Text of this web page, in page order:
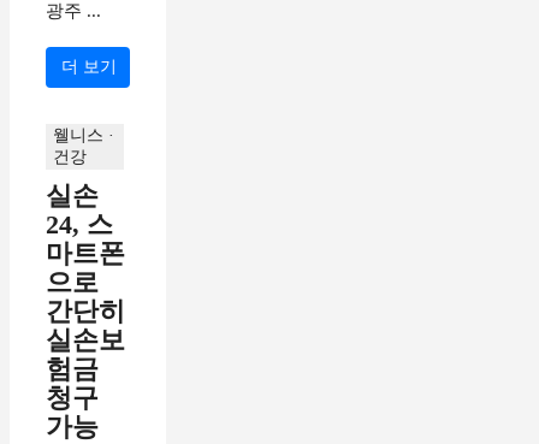
광주 ...
더 보기
웰니스 ·
건강
실손
24, 스
마트폰
으로
간단히
실손보
험금
청구
가능